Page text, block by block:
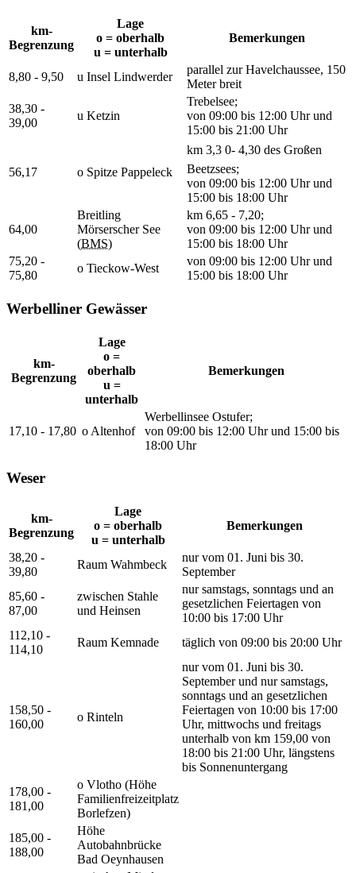
km-
Begrenzung
Lage
o = oberhalb
u = unterhalb
Bemerkungen
8,80 - 9,50 u Insel Lindwerder
parallel zur Havelchaussee, 150
Meter breit
38,30 -
39,00
u Ketzin
Trebelsee;
von 09:00 bis 12:00 Uhr und
15:00 bis 21:00 Uhr
56,17 o Spitze Pappeleck
km 3,3 0- 4,30 des Großen
Beetzsees;
von 09:00 bis 12:00 Uhr und
15:00 bis 18:00 Uhr
64,00
Breitling
Mörserscher See
(BMS)
km 6,65 - 7,20;
von 09:00 bis 12:00 Uhr und
15:00 bis 18:00 Uhr
75,20 -
75,80
o Tieckow-West
von 09:00 bis 12:00 Uhr und
15:00 bis 18:00 Uhr
Werbelliner Gewässer
km-
Begrenzung
Lage
o =
oberhalb
u =
unterhalb
Bemerkungen
17,10 - 17,80 o Altenhof
Werbellinsee Ostufer;
von 09:00 bis 12:00 Uhr und 15:00 bis
18:00 Uhr
Weser
km-
Begrenzung
Lage
o = oberhalb
u = unterhalb
Bemerkungen
38,20 -
39,80
Raum Wahmbeck
nur vom 01. Juni bis 30.
September
85,60 -
87,00
zwischen Stahle
und Heinsen
nur samstags, sonntags und an
gesetzlichen Feiertagen von
10:00 bis 17:00 Uhr
112,10 -
114,10
Raum Kemnade täglich von 09:00 bis 20:00 Uhr
158,50 -
160,00
o Rinteln
nur vom 01. Juni bis 30.
September und nur samstags,
sonntags und an gesetzlichen
Feiertagen von 10:00 bis 17:00
Uhr, mittwochs und freitags
unterhalb von km 159,00 von
18:00 bis 21:00 Uhr, längstens
bis Sonnenuntergang
178,00 -
181,00
o Vlotho (Höhe
Familienfreizeitplatz
Borlefzen)
185,00 -
188,00
Höhe
Autobahnbrücke
Bad Oeynhausen